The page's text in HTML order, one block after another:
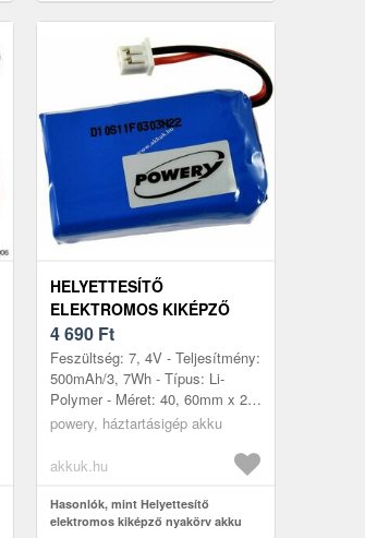
HELYETTESÍTŐ
ELEKTROMOS KIKÉPZŐ
NYAKÖRV AKKU
(VEVŐKÉSZÜLÉK) DOGTRA
EDGE RX
4 690 Ft
Feszültség: 7, 4V - Teljesítmény:
500mAh/3, 7Wh - Típus: Li-
Polymer - Méret: 40, 60mm x 24,
65mm x 11, 30mm
powery, háztartásigép akku
akkuk.hu
Hasonlók, mint Helyettesítő
elektromos kiképző nyakörv akku